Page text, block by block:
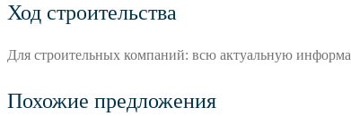
Ход строительства
Для строительных компаний: всю актуальную
Похожие предложения